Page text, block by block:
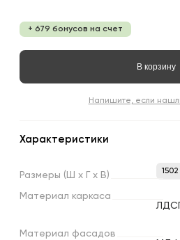
+ 679 бонусов на счет
В корзину
Напишите, если
Характеристики
Размеры (Ш х х В)
Материал каркаса
Материал фасадов